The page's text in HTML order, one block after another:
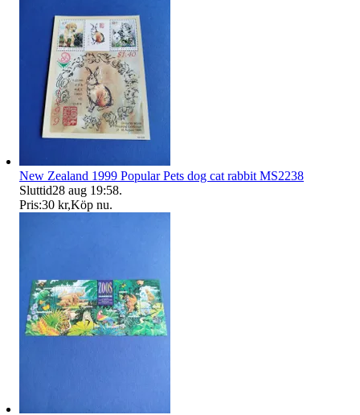
New Zealand 1999 Popular Pets dog cat rabbit MS2238
Sluttid28 aug 19:58.
Pris:30 kr,Köp nu.